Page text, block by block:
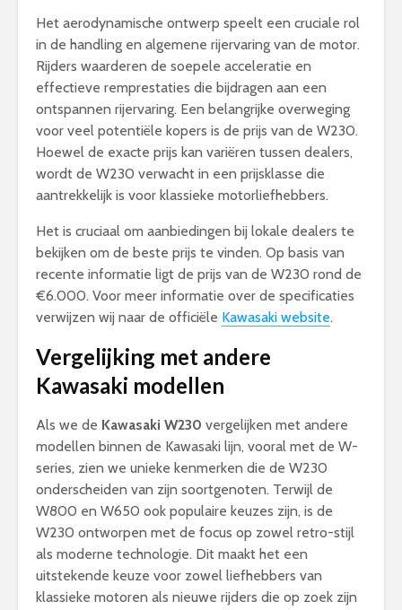
Het aerodynamische ontwerp speelt een cruciale rol
in de handling en algemene rijervaring van de motor.
Rijders waarderen de soepele acceleratie en
effectieve remprestaties die bijdragen aan een
ontspannen rijervaring. Een belangrijke overweging
voor veel potentiële kopers is de prijs van de W230.
Hoewel de exacte prijs kan variëren tussen dealers,
wordt de W230 verwacht in een prijsklasse die
aantrekkelijk is voor klassieke motorliefhebbers.
Het is cruciaal om aanbiedingen bij lokale dealers te
bekijken om de beste prijs te vinden. Op basis van
recente informatie ligt de prijs van de W230 rond de
€6.000. Voor meer informatie over de specificaties
verwijzen wij naar de officiële Kawasaki website.
Vergelijking met andere
Kawasaki modellen
Als we de Kawasaki W230 vergelijken met andere
modellen binnen de Kawasaki lijn, vooral met de W-
series, zien we unieke kenmerken die de W230
onderscheiden van zijn soortgenoten. Terwijl de
W800 en W650 ook populaire keuzes zijn, is de
W230 ontworpen met de focus op zowel retro-stijl
als moderne technologie. Dit maakt het een
uitstekende keuze voor zowel liefhebbers van
klassieke motoren als nieuwe rijders die op zoek zijn